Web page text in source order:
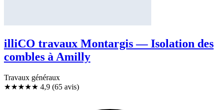
illiCO travaux Montargis — Isolation des
combles à Amilly
Travaux généraux
★★★★★ 4,9 (65 avis)